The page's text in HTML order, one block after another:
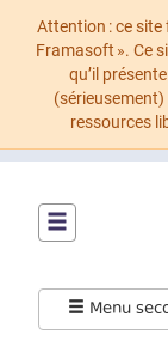
Attention : ce site
Framasoft ». Ce
qu’il
ressources
contenu
principal
menuMenu